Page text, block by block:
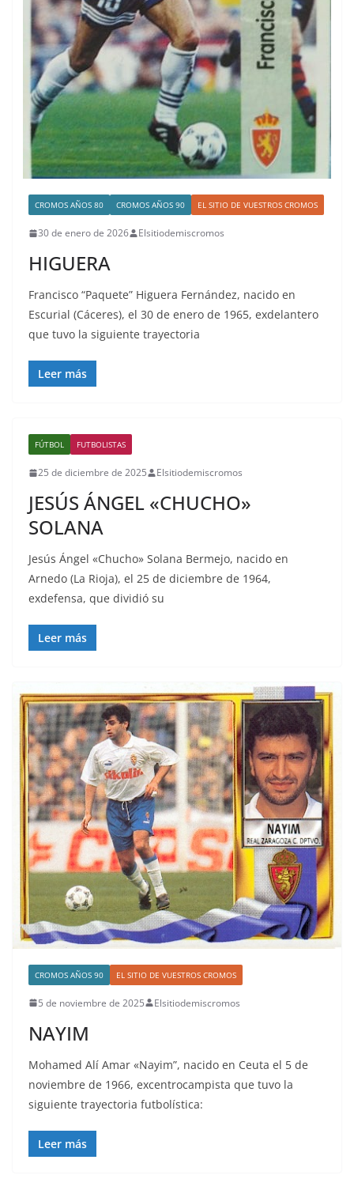
CROMOS AÑOS 80 CROMOS AÑOS 90 EL SITIO DE VUESTROS CROMOS
30 de enero de 2026 Elsitiodemiscromos
HIGUERA
Francisco “Paquete” Higuera Fernández, nacido en
Escurial (Cáceres), el 30 de enero de 1965, exdelantero
que tuvo la siguiente trayectoria
Leer más
FÚTBOL FUTBOLISTAS
25 de diciembre de 2025 Elsitiodemiscromos
JESÚS ÁNGEL «CHUCHO»
SOLANA
Jesús Ángel «Chucho» Solana Bermejo, nacido en
Arnedo (La Rioja), el 25 de diciembre de 1964,
exdefensa, que dividió su
Leer más
CROMOS AÑOS 90 EL SITIO DE VUESTROS CROMOS
5 de noviembre de 2025 Elsitiodemiscromos
NAYIM
Mohamed Alí Amar «Nayim”, nacido en Ceuta el 5 de
noviembre de 1966, excentrocampista que tuvo la
siguiente trayectoria futbolística:
Leer más